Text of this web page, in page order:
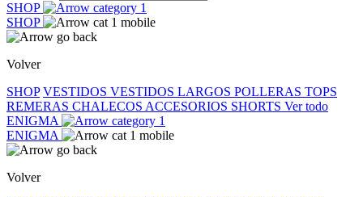
SHOP
SHOP
Volver
SHOP VESTIDOS VESTIDOS LARGOS POLLERAS TOPS
REMERAS CHALECOS ACCESORIOS SHORTS Ver todo
ENIGMA
ENIGMA
Volver